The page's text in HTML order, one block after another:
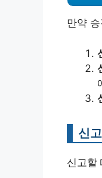
만약
신
신고할